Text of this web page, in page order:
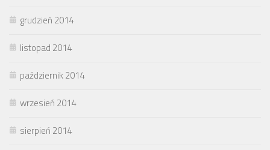
grudzień 2014
listopad 2014
październik 2014
wrzesień 2014
sierpień 2014